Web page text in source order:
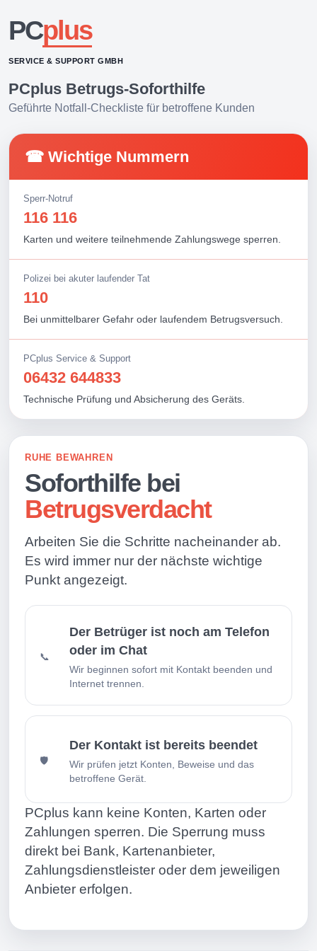
PCplus
SERVICE & SUPPORT GMBH
PCplus Betrugs-Soforthilfe
Geführte Notfall-Checkliste für betroffene Kunden
☎ Wichtige Nummern
Sperr-Notruf
116 116
Karten und weitere teilnehmende Zahlungswege sperren.
Polizei bei akuter laufender Tat
110
Bei unmittelbarer Gefahr oder laufendem Betrugsversuch.
PCplus Service & Support
06432 644833
Technische Prüfung und Absicherung des Geräts.
RUHE BEWAHREN
Soforthilfe bei
Betrugsverdacht
Arbeiten Sie die Schritte nacheinander ab.
Es wird immer nur der nächste wichtige
Punkt angezeigt.
📞
Der Betrüger ist noch am Telefon
oder im Chat
Wir beginnen sofort mit Kontakt beenden und
Internet trennen.
🛡️
Der Kontakt ist bereits beendet
Wir prüfen jetzt Konten, Beweise und das
betroffene Gerät.
PCplus kann keine Konten, Karten oder
Zahlungen sperren. Die Sperrung muss
direkt bei Bank, Kartenanbieter,
Zahlungsdienstleister oder dem jeweiligen
Anbieter erfolgen.